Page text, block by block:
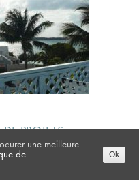
DE PROJETS
une meilleure
de Ok